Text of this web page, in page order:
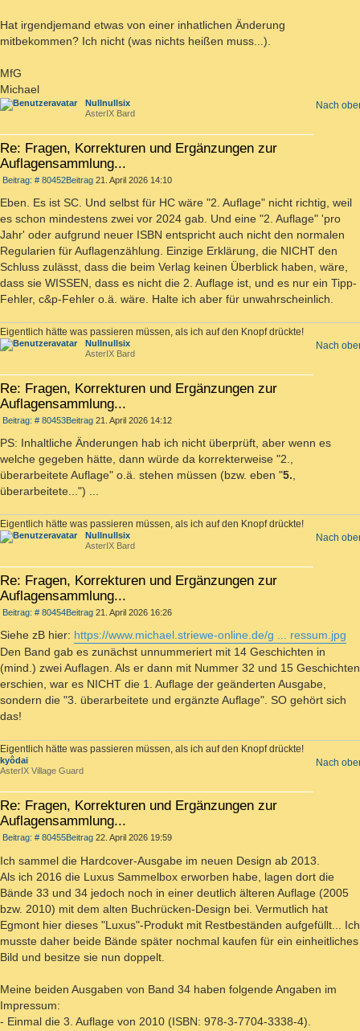
Hat irgendjemand etwas von einer inhatlichen Änderung
mitbekommen? Ich nicht (was nichts heißen muss...).
MfG
Michael
Nach
Nullnullsix
AsterIX Bard
Re: Fragen, Korrekturen und Ergänzungen zur
Auflagensammlung...
Beitrag: # 80452Beitrag 21. April 2026 14:10
Eben. Es ist SC. Und selbst für HC wäre "2. Auflage" nicht richtig, weil
es schon mindestens zwei vor 2024 gab. Und eine "2. Auflage" 'pro
Jahr' oder aufgrund neuer ISBN entspricht auch nicht den normalen
Regularien für Auflagenzählung. Einzige Erklärung, die NICHT den
Schluss zulässt, dass die beim Verlag keinen Überblick haben, wäre,
dass sie WISSEN, dass es nicht die 2. Auflage ist, und es nur ein Tipp-
Fehler, c&p-Fehler o.ä. wäre. Halte ich aber für unwahrscheinlich.
Eigentlich hätte was passieren müssen, als ich auf den Knopf drückte!
Nach
Nullnullsix
AsterIX Bard
Re: Fragen, Korrekturen und Ergänzungen zur
Auflagensammlung...
Beitrag: # 80453Beitrag 21. April 2026 14:12
PS: Inhaltliche Änderungen hab ich nicht überprüft, aber wenn es
welche gegeben hätte, dann würde da korrekterweise "2.,
überarbeitete Auflage" o.ä. stehen müssen (bzw. eben "5.,
überarbeitete...") ...
Eigentlich hätte was passieren müssen, als ich auf den Knopf drückte!
Nach
Nullnullsix
AsterIX Bard
Re: Fragen, Korrekturen und Ergänzungen zur
Auflagensammlung...
Beitrag: # 80454Beitrag 21. April 2026 16:26
Siehe zB hier: https://www.michael.striewe-online.de/g ... ressum.jpg
Den Band gab es zunächst unnummeriert mit 14 Geschichten in
(mind.) zwei Auflagen. Als er dann mit Nummer 32 und 15 Geschichten
erschien, war es NICHT die 1. Auflage der geänderten Ausgabe,
sondern die "3. überarbeitete und ergänzte Auflage". SO gehört sich
das!
Eigentlich hätte was passieren müssen, als ich auf den Knopf drückte!
Nach
kyôdai
AsterIX Village Guard
Re: Fragen, Korrekturen und Ergänzungen zur
Auflagensammlung...
Beitrag: # 80455Beitrag 22. April 2026 19:59
Ich sammel die Hardcover-Ausgabe im neuen Design ab 2013.
Als ich 2016 die Luxus Sammelbox erworben habe, lagen dort die
Bände 33 und 34 jedoch noch in einer deutlich älteren Auflage (2005
bzw. 2010) mit dem alten Buchrücken-Design bei. Vermutlich hat
Egmont hier dieses "Luxus"-Produkt mit Restbeständen aufgefüllt... Ich
musste daher beide Bände später nochmal kaufen für ein einheitliches
Bild und besitze sie nun doppelt.
Meine beiden Ausgaben von Band 34 haben folgende Angaben im
Impressum:
- Einmal die 3. Auflage von 2010 (ISBN: 978-3-7704-3338-4).